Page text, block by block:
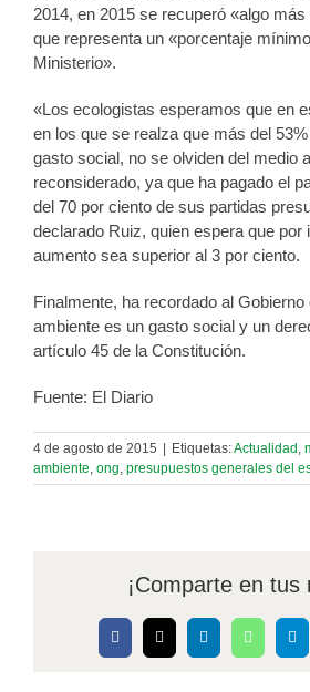
2014, en 2015 se recuperó «algo
que representa un «porcentaje
Ministerio».
«Los ecologistas esperamos que en
en los que se realza que más del
gasto social, no se olviden del medio
reconsiderado, ya que ha pagado el
del 70 por ciento de sus partidas
declarado Ruiz, quien espera que por
aumento sea superior al 3 por ciento.
Finalmente, ha recordado al Gobierno
ambiente es un gasto social y un
artículo 45 de la Constitución.
Fuente: El Diario
4 de agosto de 2015 Etiquetas:Actualidad ,
ambiente, ong, presupuestos generales del
¡Comparte en tus
Facebook
X LinkedInWhatsApp